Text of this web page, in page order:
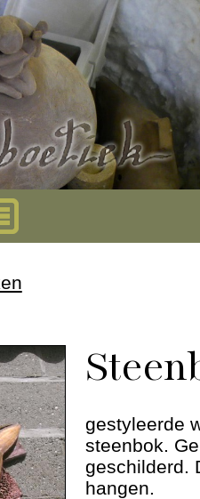
gestyleerde
steenbok.
geschilderd.
hangen.